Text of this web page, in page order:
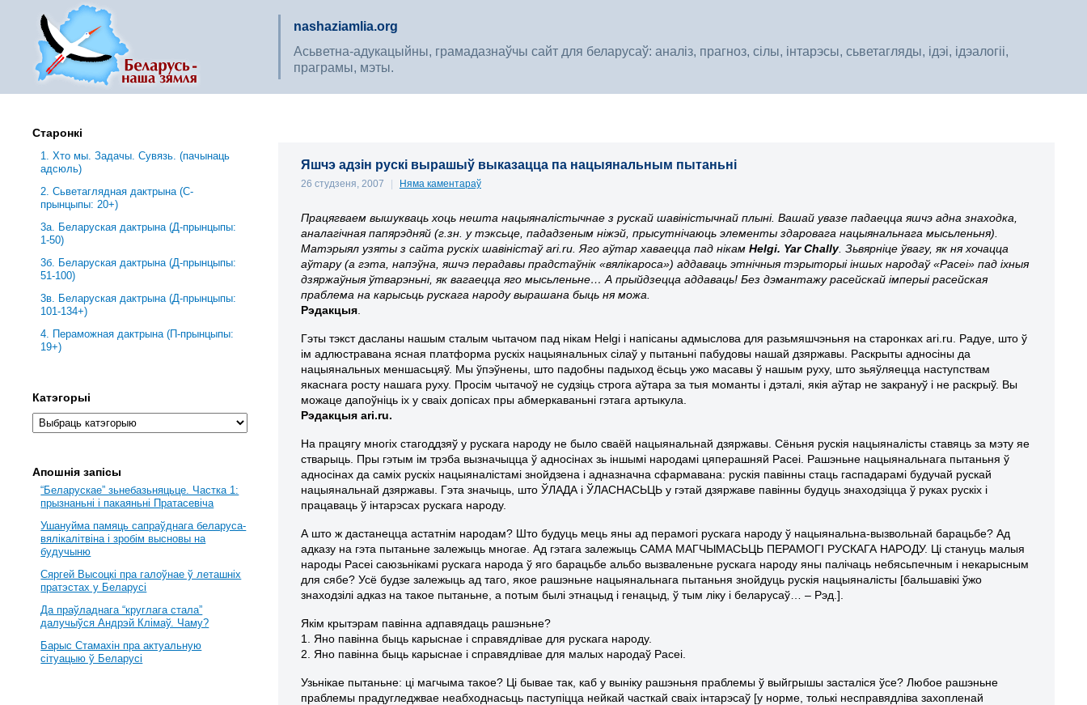
nashaziamlia.org
Асьветна-адукацыйны, грамадазнаўчы сайт для беларусаў: аналіз, прагноз, сілы, інтарэсы, сьветагляды, ідэі, ідэалогіі,
праграмы, мэты.
Яшчэ адзін рускі вырашыў выказацца па нацыянальным пытаньні
26 студзеня, 2007 | Няма каментараў
Працягваем вышукваць хоць нешта нацыяналістычнае з рускай шавіністычнай плыні. Вашай увазе падаецца яшчэ адна знаходка,
аналагічная папярэдняй (г.зн. у тэксьце, пададзеным ніжэй, прысутнічаюць элементы здаровага нацыянальнага мысьленьня).
Матэрыял узяты з сайта рускіх шавіністаў ari.ru. Яго аўтар хаваецца пад нікамHelgi. Yar Chally. Зьвярніце ўвагу, як ня хочацца
аўтару (а гэта, напэўна, яшчэ перадавы прадстаўнік «вялікароса») аддаваць этнічныя тэрыторыі іншых народаў «Расеі» пад іхныя
дзяржаўныя ўтварэньні, як вагаецца яго мысьленьне… А прыйдзецца аддаваць! Без дэмантажу расейскай імперыі расейская
праблема на карысьць рускага народу вырашана быць ня можа.
Рэдакцыя
Гэты тэкст дасланы нашым сталым чытачом пад нікам Helgi і напісаны адмыслова для разьмяшчэньня на старонках ari.ru. Радуе, што ў
ім адлюстравана ясная платформа рускіх нацыянальных сілаў у пытаньні пабудовы нашай дзяржавы. Раскрыты адносіны да
нацыянальных меншасьцяў. Мы ўпэўнены, што падобны падыход ёсьць ужо масавы ў нашым руху, што зьяўляецца наступствам
якаснага росту нашага руху. Просім чытачоў не судзіць строга аўтара за тыя моманты і дэталі, якія аўтар не закрануў і не раскрыў. Вы
можаце дапоўніць іх у сваіх допісах пры абмеркаваньні гэтага артыкула.
Рэдакцыя ari.ru.
На працягу многіх стагоддзяў у рускага народу не было сваёй нацыянальнай дзяржавы. Сёньня рускія нацыяналісты ставяць за мэту яе
стварыць. Пры гэтым ім трэба вызначыцца ў адносінах зь іншымі народамі цяперашняй Расеі. Рашэньне нацыянальнага пытаньня ў
адносінах да саміх рускіх нацыяналістамі знойдзена і адназначна сфармавана: рускія павінны стаць гаспадарамі будучай рускай
нацыянальнай дзяржавы. Гэта значыць, што ЎЛАДА і ЎЛАСНАСЬЦЬ у гэтай дзяржаве павінны будуць знаходзіцца ў руках рускіх і
працаваць ў інтарэсах рускага народу.
А што ж дастанецца астатнім народам? Што будуць мець яны ад перамогі рускага народу ў нацыянальна-вызвольнай барацьбе? Ад
адказу на гэта пытаньне залежыць многае. Ад гэтага залежыць САМА МАГЧЫМАСЬЦЬ ПЕРАМОГІ РУСКАГА НАРОДУ. Ці стануць малыя
народы Расеі саюзьнікамі рускага народа ў яго барацьбе альбо вызваленьне рускага народу яны палічаць небясьпечным і некарысным
для сябе? Усё будзе залежыць ад таго, якое рашэньне нацыянальнага пытаньня знойдуць рускія нацыяналісты [бальшавікі ўжо
знаходзілі адказ на такое пытаньне, а потым былі этнацыд і генацыд, ў тым ліку і беларусаў… – Рэд.].
Якім крытэрам павінна адпавядаць рашэньне?
1. Яно павінна быць карыснае і справядлівае для рускага народу.
2. Яно павінна быць карыснае і справядлівае для малых народаў Расеі.
Узьнікае пытаньне: ці магчыма такое? Ці бывае так, каб у выніку рашэньня праблемы ў выйгрышы засталіся ўсе? Любое рашэньне
праблемы прадугледжвае неабходнасьць паступіцца нейкай часткай сваіх інтарэсаў [у норме, толькі несправядліва захопленай
Старонкі
1. Хто мы. Задачы. Сувязь. (пачынаць
адсюль)
2. Сьветаглядная дактрына (С-
прынцыпы: 20+)
3a. Беларуская дактрына (Д-прынцыпы:
1-50)
3б. Беларуская дактрына (Д-прынцыпы:
51-100)
3в. Беларуская дактрына (Д-прынцыпы:
101-134+)
4. Пераможная дактрына (П-прынцыпы:
19+)
Катэгорыі
Апошнія запісы
“Беларускае” зьнебазьняцьце. Частка 1:
прызнаньні і пакаяньні Пратасевіча
Ушануйма памяць сапраўднага беларуса-
вялікалітвіна і зробім высновы на
будучыню
Сяргей Высоцкі пра галоўнае ў леташніх
пратэстах у Беларусі
Да праўладнага “круглага стала”
далучыўся Андрэй Клімаў. Чаму?
Барыс Стамахін пра актуальную
сітуацыю ў Беларусі